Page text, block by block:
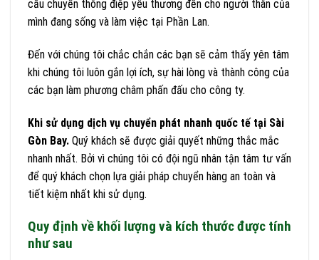
cầu chuyển thông điệp yêu thương đến cho người thân của
mình đang sống và làm việc tại Phần Lan.
Đến với chúng tôi chắc chắn các bạn sẽ cảm thấy yên tâm
khi chúng tôi luôn gắn lợi ích, sự hài lòng và thành công của
các bạn làm phương châm phấn đấu cho công ty.
Khi sử dụng dịch vụ chuyển phát nhanh quốc tế tại Sài
Gòn Bay. Quý khách sẽ được giải quyết những thắc mắc
nhanh nhất. Bởi vì chúng tôi có đội ngũ nhân tận tâm tư vấn
để quý khách chọn lựa giải pháp chuyển hàng an toàn và
tiết kiệm nhất khi sử dụng.
Quy định về khối lượng và kích thước được tính
như sau